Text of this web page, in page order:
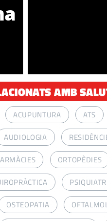
AMB
ACUPUNTURA ATS
AUDIOLOGIA
ORTOPÈDIES
OSTEOPATIA